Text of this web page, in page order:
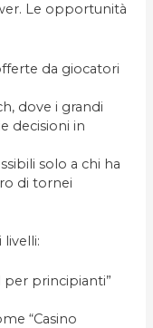
Le opportunità
da giocatori
dove i grandi
decisioni in
solo a chi ha
di tornei
per principianti”
“Casino